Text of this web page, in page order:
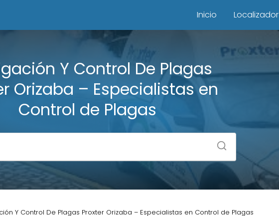
Inicio Localizador
Y Control De Plagas
Orizaba – Especialistas en
Control de Plagas
Y Control De Plagas Proxter Orizaba – Especialistas en Control de Plagas